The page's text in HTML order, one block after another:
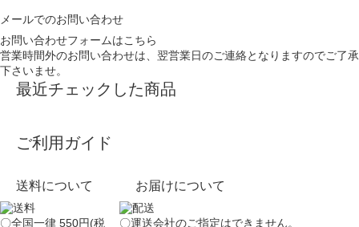
メールでのお問い合わせ
お問い合わせフォームはこちら
営業時間外のお問い合わせは、翌営業日のご連絡となりますのでご了承
下さいませ。
最近チェックした商品
ご利用ガイド
送料について
〇全国一律 550円(税
お届けについて
〇運送会社のご指定はできません。